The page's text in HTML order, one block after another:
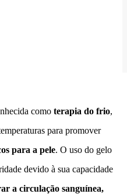
como terapia do frio,
para promover
para a pele. O uso do gelo
devido à sua capacidade
a circulação sanguínea,